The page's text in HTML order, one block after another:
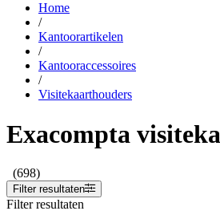
Home
/
Kantoorartikelen
/
Kantooraccessoires
/
Visitekaarthouders
Exacompta
(698)
Filter resultaten
Filter resultaten